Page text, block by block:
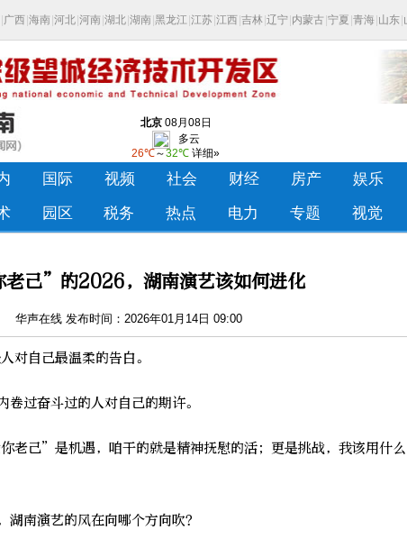
老己”的2026，湖南演艺该如何进化
华声在线 发布时间：2026年01月14日 09:00
自己最温柔的告白。
奋斗过的人对自己的期许。
己”是机遇，咱干的就是精神抚慰的活；更是挑战，我该用什么
演艺的风在向哪个方向吹？